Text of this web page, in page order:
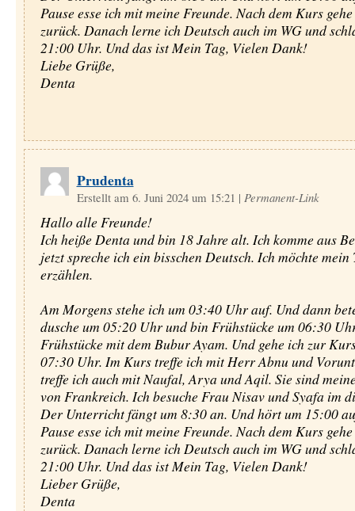
Pause esse ich mit meine Freunde. Nach dem Kurs
zurück. Danach lerne ich Deutsch auch im WG und
21:00 Uhr. Und das ist Mein Tag, Vielen Dank!
Liebe Grüße,
Denta
Prudenta
Erstellt am 6. Juni 2024 um 15:21 | Permanent-Link
Hallo alle Freunde!
Ich heiße Denta und bin 18 Jahre alt. Ich komme aus
jetzt spreche ich ein bisschen Deutsch. Ich möchte mein
erzählen.
Am Morgens stehe ich um 03:40 Uhr auf. Und dann
dusche um 05:20 Uhr und bin Frühstücke um 06:30
Frühstücke mit dem Bubur Ayam. Und gehe ich zur
07:30 Uhr. Im Kurs treffe ich mit Herr Abnu und
treffe ich auch mit Naufal, Arya und Aqil. Sie sind
von Frankreich. Ich besuche Frau Nisav und Syafa im
Der Unterricht fängt um 8:30 an. Und hört um 15:00
Pause esse ich mit meine Freunde. Nach dem Kurs
zurück. Danach lerne ich Deutsch auch im WG und
21:00 Uhr. Und das ist Mein Tag, Vielen Dank!
Lieber Grüße,
Denta